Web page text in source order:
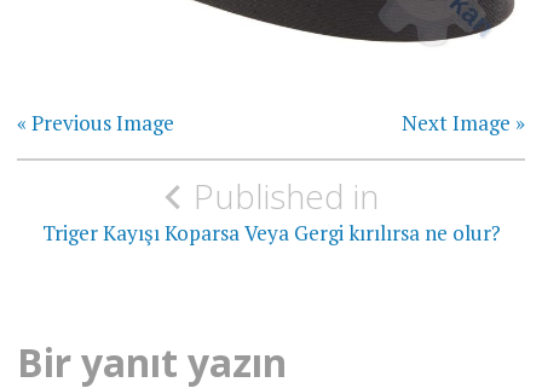
« Previous Image Next Image »
Yazı
gezinmesiPublished in
Triger Kayışı Koparsa Veya Gergi kırılırsa ne olur?
Bir yanıt yazın